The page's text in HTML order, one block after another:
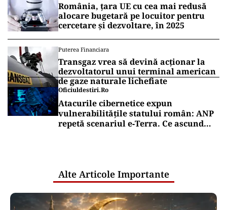
România, țara UE cu cea mai redusă
alocare bugetară pe locuitor pentru
cercetare și dezvoltare, în 2025
Puterea Financiara
Transgaz vrea să devină acționar la
dezvoltatorul unui terminal american
de gaze naturale lichefiate
Oficiuldestiri.ro
Atacurile cibernetice expun
vulnerabilitățile statului român: ANP
repetă scenariul e‑Terra. Ce ascund
Alte Articole Importante